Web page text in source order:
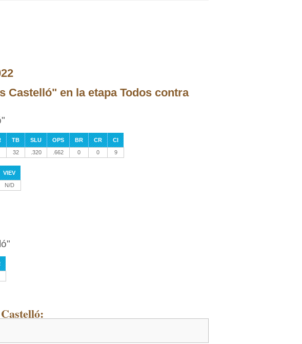
Castelló" en la etapa Todos contra
TB SLU OPS BR CR
CI
32 .320 .662 0 0 9
VIEV
N/D